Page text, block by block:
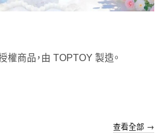
商品，由 TOPTOY 製造。
查看全部 →